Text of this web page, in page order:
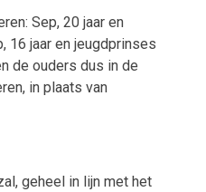
Sep, 20 jaar en
16 jaar en jeugdprinses
de ouders dus in de
in plaats van
geheel in lijn met het